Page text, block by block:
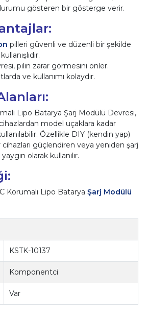
gösteren bir gösterge verir.
pilleri güvenli ve düzenli bir şekilde
pilin zarar görmesini önler.
ve kullanımı kolaydır.
Lipo Batarya Şarj Modülü Devresi,
model uçaklara kadar
Özellikle DIY (kendin yap)
cihazları güçlendiren veya yeniden şarj
olarak kullanılır.
Korumalı Lipo Batarya Şarj Modülü
KSTK-10137
Komponentci
Var